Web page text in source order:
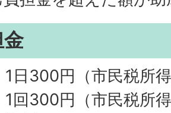
1日300円（市民税所
1回300円（市民税所